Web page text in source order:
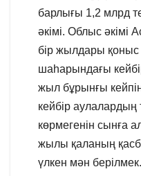
барлығы 1,2 млрд
әкімі. Облыс әкімі
бір жылдары қоныс
шаһарындағы
жыл бұрынғы
кейбір аулалардың
көрмегенін сынға
жылы қаланың
үлкен мән берілмек.